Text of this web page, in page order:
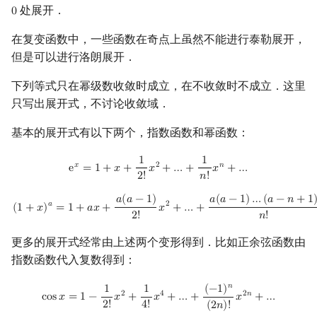
0
0 处展开．
在复变函数中，一些函数在奇点上虽然不能进行泰勒展开，
但是可以进行洛朗展开．
下列等式只在幂级数收敛时成立，在不收敛时不成立．这里
只写出展开式，不讨论收敛域．
基本的展开式有以下两个，指数函数和幂函数：
e𝑥 = 1 +𝑥 + 1
2! 𝑥2 + … + 1
𝑛! 𝑥𝑛 + …
x x 12 2 +… n! n+
(1 +𝑥)𝑎 = 1 +𝑎𝑥+ 𝑎(𝑎 − 1)
2! 𝑥2 + … + 𝑎(𝑎 − 1) … (𝑎 −𝑛 + 1
𝑛!
1 + = a−1)2!x 2+ + (a−n+1 )n xn+…
更多的展开式经常由上述两个变形得到．比如正余弦函数由
指数函数代入复数得到：
cos𝑥 = 1 − 1
2! 𝑥2 + 1
4! 𝑥4 + … + (−1)𝑛
(2𝑛)! 𝑥2𝑛 + …
cosx 12 x2 !x +… 2n)!x2 +…